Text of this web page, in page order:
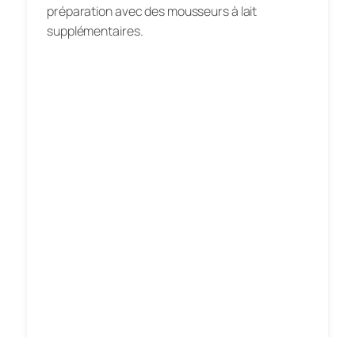
préparation avec des mousseurs à lait
supplémentaires.